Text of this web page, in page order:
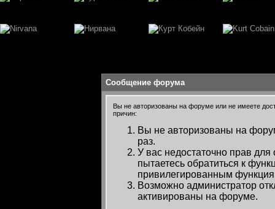
Сообщение форума
Вы не авторизованы на форуме или не имеете
причин:
Вы не авторизованы на
раз.
У вас недостаточно прав
пытаетесь обратиться к
привилегированным
Возможно администратор
активированы на форуме.